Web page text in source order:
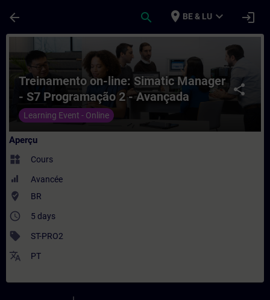
arrow_back search place BE & LU expand_more login
Cours - Treinamento on-line: Simatic
share
Treinamento on-line: Simatic Manager
- S7 Programação 2 - Avançada
Learning Event - Online
Aperçu
widgets Cours
Avancée
where_to_vote BR
access_time 5 days
sell ST-PRO2
translate PT